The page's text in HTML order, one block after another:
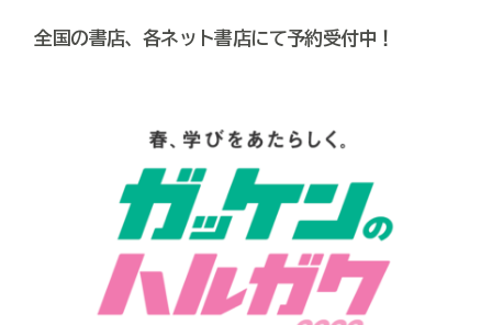
全国の書店、各ネット書店にて予約受付中！